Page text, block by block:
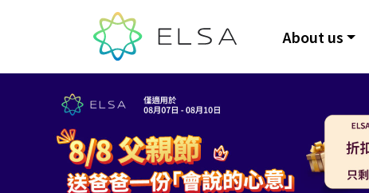
About us